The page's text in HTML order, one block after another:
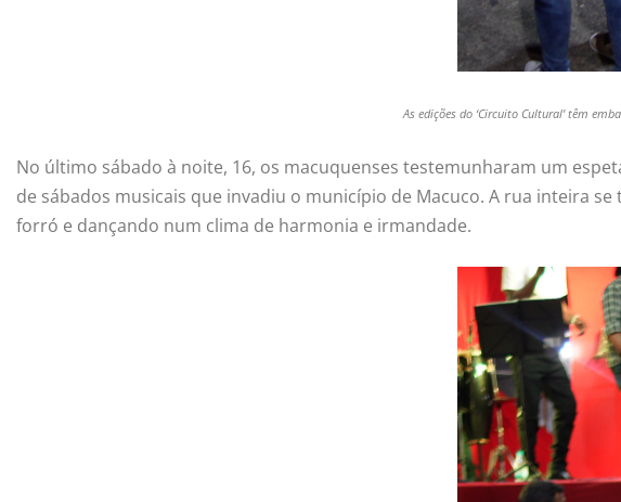
As edições do ‘Circuito Cultural’ têm
No último sábado à noite, 16, os macuquenses testemunharam um
de sábados musicais que invadiu o município de Macuco. A rua inteira
forró e dançando num clima de harmonia e irmandade.